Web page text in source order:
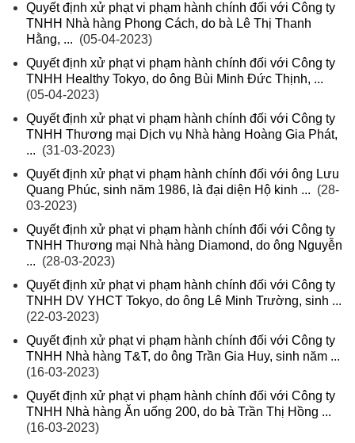
Quyết định xử phạt vi phạm hành chính đối với Công ty
TNHH Nhà hàng Phong Cách, do bà Lê Thị Thanh
Hằng, ... (05-04-2023)
Quyết định xử phạt vi phạm hành chính đối với Công ty
TNHH Healthy Tokyo, do ông Bùi Minh Đức Thịnh, ...
(05-04-2023)
Quyết định xử phạt vi phạm hành chính đối với Công ty
TNHH Thương mại Dịch vụ Nhà hàng Hoàng Gia Phát,
... (31-03-2023)
Quyết định xử phạt vi phạm hành chính đối với ông Lưu
Quang Phúc, sinh năm 1986, là đại diện Hộ kinh ... (28-
03-2023)
Quyết định xử phạt vi phạm hành chính đối với Công ty
TNHH Thương mại Nhà hàng Diamond, do ông Nguyễn
... (28-03-2023)
Quyết định xử phạt vi phạm hành chính đối với Công ty
TNHH DV YHCT Tokyo, do ông Lê Minh Trường, sinh ...
(22-03-2023)
Quyết định xử phạt vi phạm hành chính đối với Công ty
TNHH Nhà hàng T&T, do ông Trần Gia Huy, sinh năm ...
(16-03-2023)
Quyết định xử phạt vi phạm hành chính đối với Công ty
TNHH Nhà hàng Ăn uống 200, do bà Trần Thị Hồng ...
(16-03-2023)